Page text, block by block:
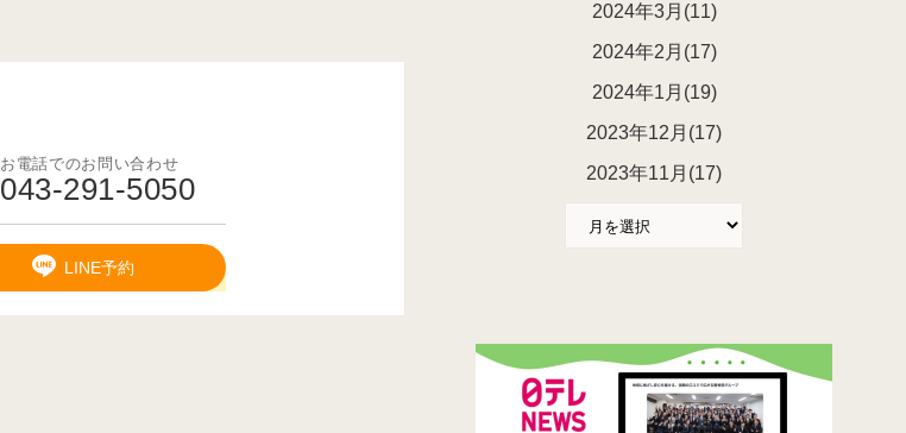
お電話でのお問い合わせ
043-291-5050
LINE予約
2024年3月(11)
2024年2月(17)
2024年1月(19)
2023年12月(17)
2023年11月(17)